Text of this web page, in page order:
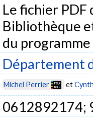
Le fichier
Bibliothèque
du programme
Département
Michel Perrier et
0612892174;